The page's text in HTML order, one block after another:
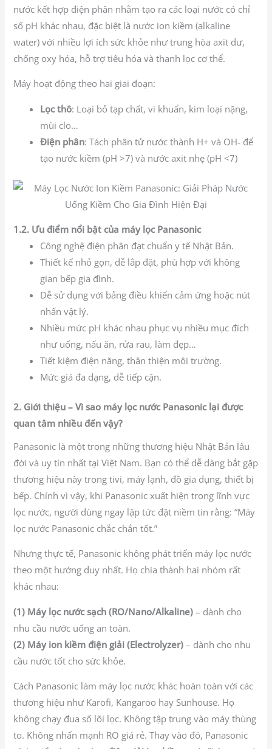
nước kết hợp điện phân nhằm tạo ra các loại nước có chỉ
số pH khác nhau, đặc biệt là nước ion kiềm (alkaline
water) với nhiều lợi ích sức khỏe như trung hòa axit dư,
chống oxy hóa, hỗ trợ tiêu hóa và thanh lọc cơ thể.
Máy hoạt động theo hai giai đoạn:
Lọc thô: Loại bỏ tạp chất, vi khuẩn, kim loại nặng,
mùi clo…
Điện phân: Tách phân tử nước thành H+ và OH- để
tạo nước kiềm (pH >7) và nước axit nhẹ (pH <7)
1.2. Ưu điểm nổi bật của máy lọc Panasonic
Công nghệ điện phân đạt chuẩn y tế Nhật Bản.
Thiết kế nhỏ gọn, dễ lắp đặt, phù hợp với không
gian bếp gia đình.
Dễ sử dụng với bảng điều khiển cảm ứng hoặc nút
nhấn vật lý.
Nhiều mức pH khác nhau phục vụ nhiều mục đích
như uống, nấu ăn, rửa rau, làm đẹp…
Tiết kiệm điện năng, thân thiện môi trường.
Mức giá đa dạng, dễ tiếp cận.
2. Giới thiệu – Vì sao máy lọc nước Panasonic lại được
quan tâm nhiều đến vậy?
Panasonic là một trong những thương hiệu Nhật Bản lâu
đời và uy tín nhất tại Việt Nam. Bạn có thể dễ dàng bắt gặp
thương hiệu này trong tivi, máy lạnh, đồ gia dụng, thiết bị
bếp. Chính vì vậy, khi Panasonic xuất hiện trong lĩnh vực
lọc nước, người dùng ngay lập tức đặt niềm tin rằng: “Máy
lọc nước Panasonic chắc chắn tốt.”
Nhưng thực tế, Panasonic không phát triển máy lọc nước
theo một hướng duy nhất. Họ chia thành hai nhóm rất
khác nhau:
(1) Máy lọc nước sạch (RO/Nano/Alkaline) – dành cho
nhu cầu nước uống an toàn.
(2) Máy ion kiềm điện giải (Electrolyzer) – dành cho nhu
cầu nước tốt cho sức khỏe.
Cách Panasonic làm máy lọc nước khác hoàn toàn với các
thương hiệu như Karofi, Kangaroo hay Sunhouse. Họ
không chạy đua số lõi lọc. Không tập trung vào máy thùng
to. Không nhấn mạnh RO giá rẻ. Thay vào đó, Panasonic